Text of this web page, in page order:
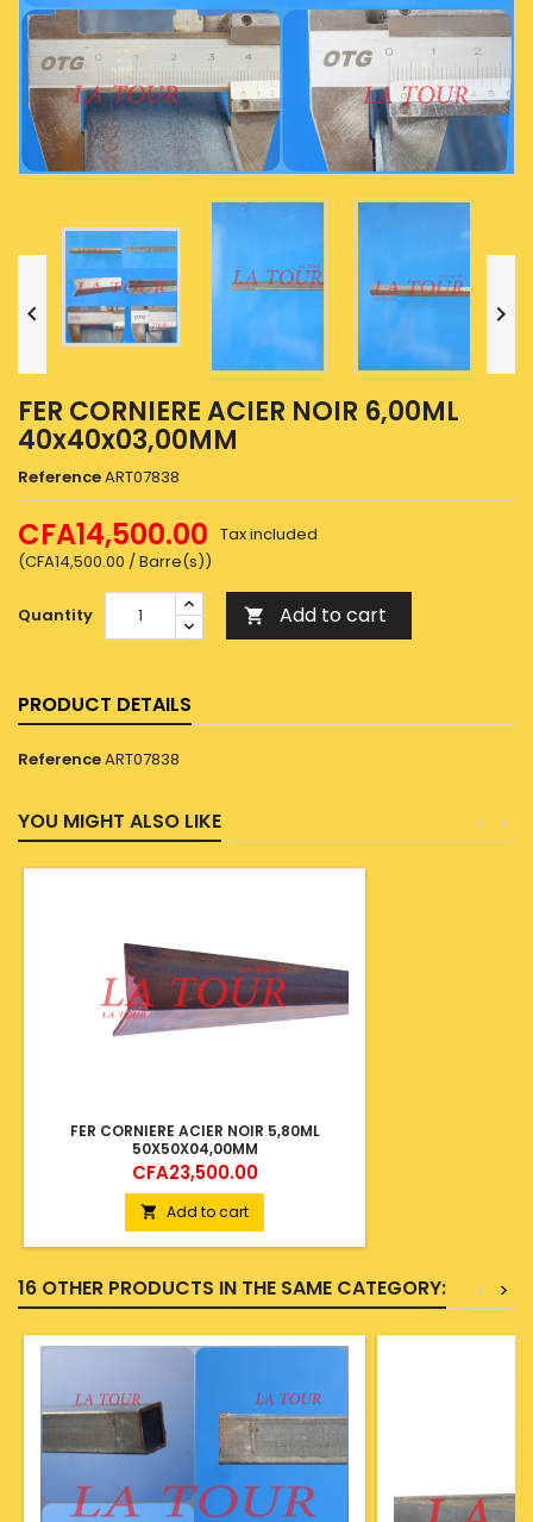
 
FER CORNIERE ACIER NOIR 6,00ML
40x40x03,00MM
ReferenceART07838
CFA14,500.00
(CFA14,500.00 / Barre(s))
Tax included
Quantity  Add to cart
PRODUCT DETAILS
ReferenceART07838
YOU MIGHT ALSO LIKE >
<
FER CORNIERE ACIER NOIR 5,80ML
50X50X04,00MM
Price
CFA23,500.00
 Add to cart
16 OTHER PRODUCTS IN THE SAME CATEGORY: >
<